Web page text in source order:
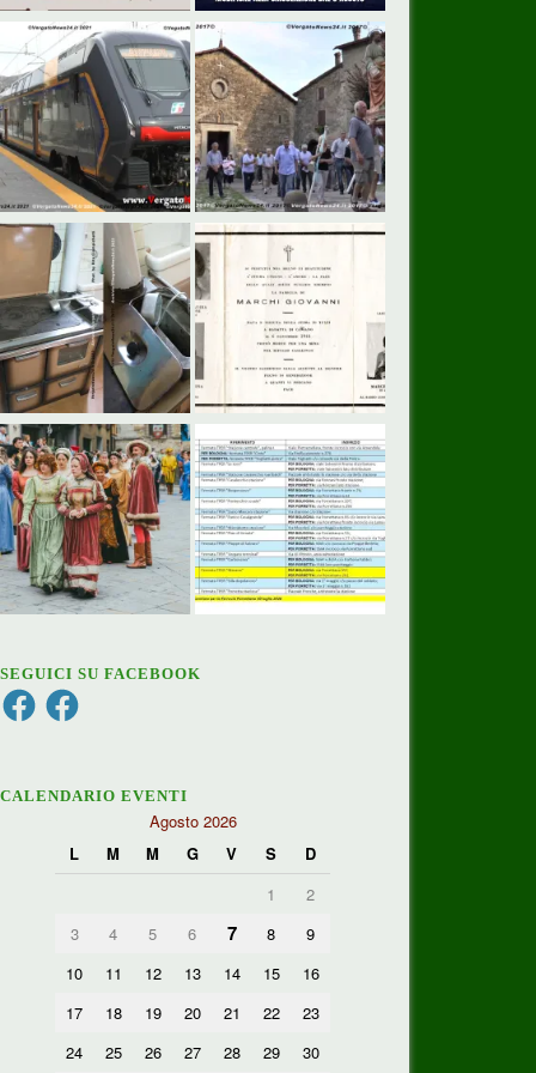
SEGUICI SU FACEBOOK
FacebookFacebook
CALENDARIO EVENTI
Agosto 2026
L
M M G V S
D
1
2
3
4 5 6 7 8
9
10
11 12 13 14 15
16
17
18 19 20 21 22
23
24
25 26 27 28 29 30